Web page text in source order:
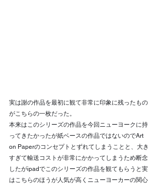
実は謝の作品を最初に観て非常に印象に残ったもの
がこちらの一枚だった。
本来はこのシリーズの作品を今回ニューヨークに持
ってきたかったが紙ベースの作品ではないのでArt
on Paperのコンセプトとずれてしまうことと、大き
すぎて輸送コストが非常にかかってしまうため断念
したがipadでこのシリーズの作品を観てもらうと実
はこちらのほうが人気が高くニューヨーカーの関心